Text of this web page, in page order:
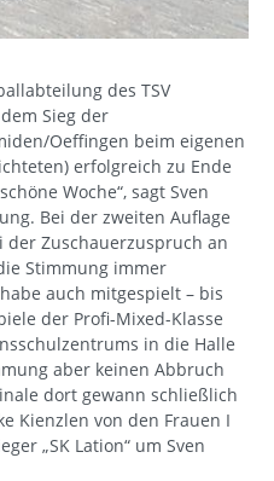
des TSV
Sieg der
Oeffingen beim eigenen
erfolgreich zu Ende
Woche“, sagt Sven
Bei der zweiten Auflage
der Zuschauerzuspruch an
Stimmung immer
auch mitgespielt – bis
der Profi-Mixed-Klasse
in die Halle
aber keinen Abbruch
dort gewann schließlich
Kienzlen von den Frauen I
„SK Lation“ um Sven